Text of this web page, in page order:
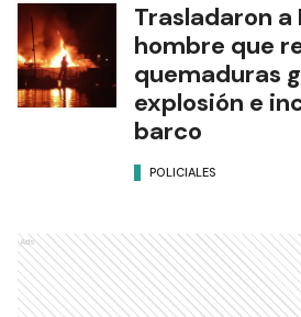
Trasladaron a
hombre que
quemaduras
explosión e
barco
POLICIALES
Ads